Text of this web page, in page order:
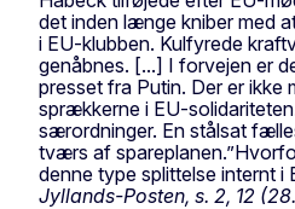
det inden længe kniber med
i EU-klubben. Kulfyrede
genåbnes. [...] I forvejen er
presset fra Putin. Der er
sprækkerne i EU-
særordninger. En stålsat
tværs af
denne type splittelse internt
Jyllands-Posten, s. 2, 12